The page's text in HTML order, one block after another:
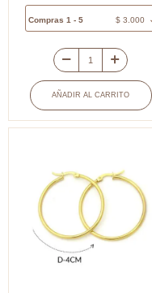
Compras 1 - 5 $3.000
Candongas
en
acero
3.5cm
par
cantidad
AÑADIR AL CARRITO